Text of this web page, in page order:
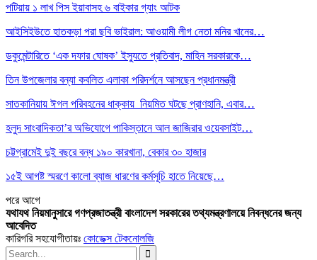
পটিয়ায় ১ লাখ পিস ইয়াবাসহ ৬ বাইকার গ্যাং আটক
আইসিইউতে হাতকড়া পরা ছবি ভাইরাল: আওয়ামী লীগ নেতা মনির খানের…
ডকুমেন্টারিতে ‘এক দফার ঘোষক’ ইস্যুতে প্রতিবাদ, মাহিন সরকারকে…
তিন উপজেলার বন্যা কবলিত এলাকা পরিদর্শনে আসছেন প্রধানমন্ত্রী
সাতকানিয়ায় ঈগল পরিবহনের ধাক্কায় নিয়মিত ঘটছে প্রাণহানি, এবার…
হলুদ সাংবাদিকতা’র অভিযোগে পাকিস্তানে আল জাজিরার ওয়েবসাইট…
চট্টগ্রামেই দুই বছরে বন্ধ ১৯০ কারখানা, বেকার ৩০ হাজার
১৫ই আগষ্ট স্মরণে কালো ব্যাজ ধারণের কর্মসূচি হাতে নিয়েছে…
পরেআগে
যথাযথ নিয়মানুসারে গণপ্রজাতন্ত্রী বাংলাদেশ সরকারের তথ্যমন্ত্রণালয়ে নিবন্ধনের জন্য
আবেদিত
কারিগরি সহযোগীতায়ঃ কোডেক্স টেকনোলজি